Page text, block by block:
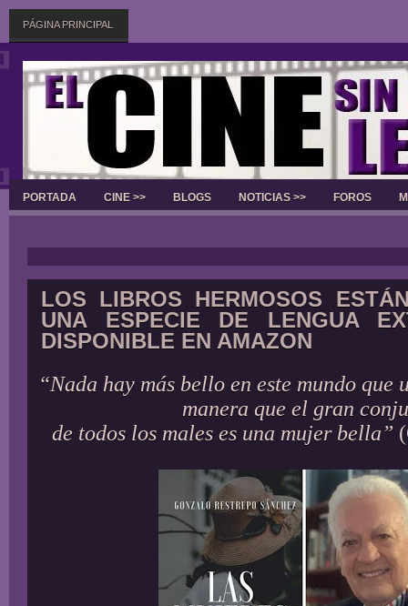
PÁGINA PRINCIPAL
PORTADA CINE >> BLOGS NOTICIAS >> FOROS
LOS LIBROS HERMOSOS
UNA ESPECIE DE LENGUA
DISPONIBLE EN AMAZON
“Nada hay más bello en este mundo que
manera que el gran
de todos los males es una mujer bella”